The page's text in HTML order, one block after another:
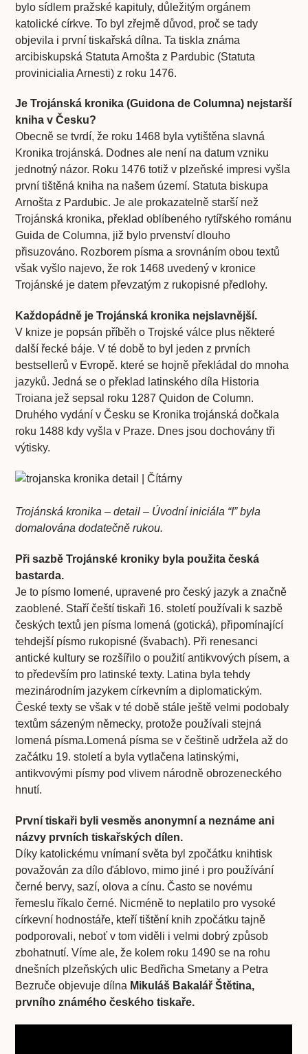
bylo sídlem pražské kapituly, důležitým orgánem
katolické církve. To byl zřejmě důvod, proč se tady
objevila i první tiskařská dílna. Ta tiskla známa
arcibiskupská Statuta Arnošta z Pardubic (Statuta
provinicialia Arnesti) z roku 1476.
Je Trojánská kronika (Guidona de Columna) nejstarší
kniha v Česku?
Obecně se tvrdí, že roku 1468 byla vytištěna slavná
Kronika trojánská. Dodnes ale není na datum vzniku
jednotný názor. Roku 1476 totiž v plzeňské impresi vyšla
první tištěná kniha na našem území. Statuta biskupa
Arnošta z Pardubic. Je ale prokazatelně starší než
Trojánská kronika, překlad oblíbeného rytířského románu
Guida de Columna, již bylo prvenství dlouho
přisuzováno. Rozborem písma a srovnáním obou textů
však vyšlo najevo, že rok 1468 uvedený v kronice
Trojánské je datem převzatým z rukopisné předlohy.
Každopádně je Trojánská kronika nejslavnější.
V knize je popsán příběh o Trojské válce plus některé
další řecké báje. V té době to byl jeden z prvních
bestsellerů v Evropě. které se hojně překládal do mnoha
jazyků. Jedná se o překlad latinského díla Historia
Troiana jež sepsal roku 1287 Quidon de Column.
Druhého vydání v Česku se Kronika trojánská dočkala
roku 1488 kdy vyšla v Praze. Dnes jsou dochovány tři
výtisky.
Trojánská kronika – detail – Úvodní iniciála “I” byla
domalována dodatečně rukou.
Při sazbě Trojánské kroniky byla použita česká
bastarda.
Je to písmo lomené, upravené pro český jazyk a značně
zaoblené. Staří čeští tiskaři 16. století používali k sazbě
českých textů jen písma lomená (gotická), připomínající
tehdejší písmo rukopisné (švabach). Při renesanci
antické kultury se rozšířilo o použití antikvových písem, a
to především pro latinské texty. Latina byla tehdy
mezinárodním jazykem církevním a diplomatickým.
České texty se však v té době stále ještě velmi podobaly
textům sázeným německy, protože používali stejná
lomená písma.Lomená písma se v češtině udržela až do
začátku 19. století a byla vytlačena latinskými,
antikvovými písmy pod vlivem národně obrozeneckého
hnutí.
První tiskaři byli vesměs anonymní a neznáme ani
názvy prvních tiskařských dílen.
Díky katolickému vnímaní světa byl zpočátku knihtisk
považován za dílo ďáblovo, mimo jiné i pro používání
černé bervy, sazí, olova a cínu. Často se novému
řemeslu říkalo černé. Nicméně to neplatilo pro vysoké
církevní hodnostáře, kteří tištění knih zpočátku tajně
podporovali, neboť v tom viděli i velmi dobrý způsob
zbohatnutí. Víme ale, že kolem roku 1490 se na rohu
dnešních plzeňských ulic Bedřicha Smetany a Petra
Bezruče objevuje dílna Mikuláš Bakalář Štětina,
prvního známého českého tiskaře.